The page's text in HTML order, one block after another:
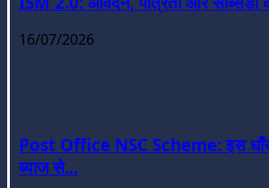
16/07/2026
Post Office NSC Scheme: इस धाँसू
ब्याज से...